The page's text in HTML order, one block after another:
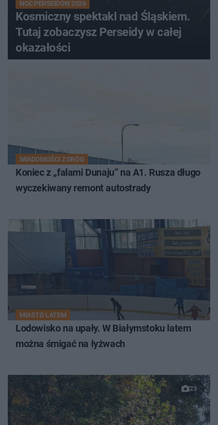
NOC PERSEIDÓW 2026
Kosmiczny spektakl nad Śląskiem.
Tutaj zobaczysz Perseidy w całej
okazałości
WIADOMOŚCI Z DRÓG
Koniec z „falami Dunaju” na A1. Rusza długo
wyczekiwany remont autostrady
MIASTO LATEM
Lodowisko na upały. W Białymstoku latem
można śmigać na łyżwach
23